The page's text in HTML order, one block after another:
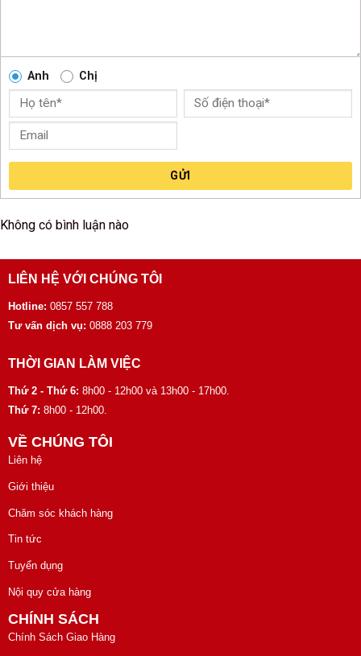
Anh Chị
GỬI
Không có bình luận nào
LIÊN HỆ VỚI CHÚNG TÔI
Hotline: 0857 557 788
Tư vấn dịch vụ: 0888 203 779
THỜI GIAN LÀM VIỆC
Thứ 2 - Thứ 6: 8h00 - 12h00 và 13h00 - 17h00.
Thứ 7: 8h00 - 12h00.
VỀ CHÚNG TÔI
Liên hệ
Giới thiệu
Chăm sóc khách hàng
Tin tức
Tuyển dụng
Nội quy cửa hàng
CHÍNH SÁCH
Chính Sách Giao Hàng